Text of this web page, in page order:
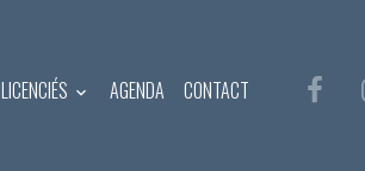
LICENCIÉS AGENDA CONTACT